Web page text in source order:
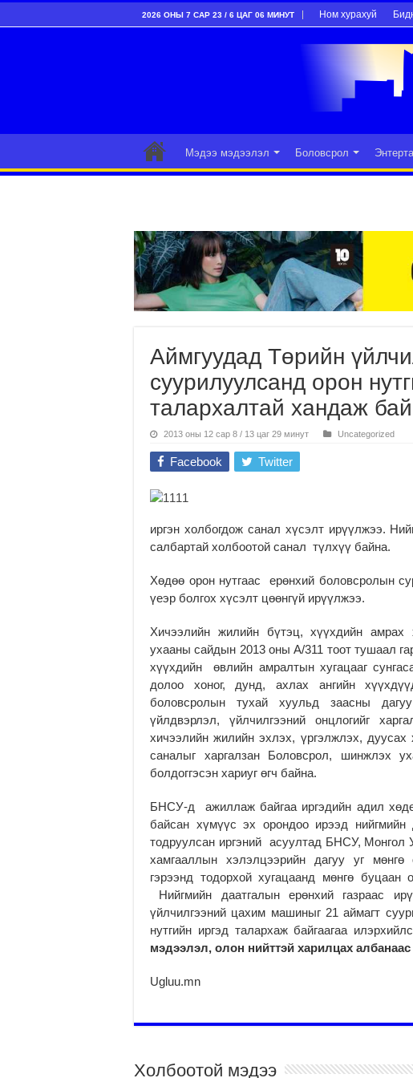
2026 ОНЫ 7 САР 23 / 6 ЦАГ 06 МИНУТ Ном хурахуй
Мэдээ мэдээлэл Боловсрол
Аймгуудад Төрийн
суурилуулсанд орон
талархалтай хандаж
2013 оны 12 сар 8 / 13 цаг 29 минут Uncategorized
Facebook Twitter
иргэн холбогдож санал хүсэлт ирүүлжээ.
салбартай холбоотой санал түлхүү байна.
Хөдөө орон нутгаас ерөнхий боловсролын
үеэр болгох хүсэлт цөөнгүй ирүүлжээ.
Хичээлийн жилийн бүтэц, хүүхдийн
ухааны сайдын 2013 оны А/311 тоот тушаал
хүүхдийн өвлийн амралтын хугацааг
долоо хоног, дунд, ахлах ангийн
боловсролын тухай хуульд заасны
үйлдвэрлэл, үйлчилгээний онцлогийг
хичээлийн жилийн эхлэх, үргэлжлэх, дуусах
саналыг харгалзан Боловсрол, шинжлэх
болдоггэсэн хариуг өгч байна.
БНСУ-д ажиллаж байгаа иргэдийн адил
байсан хүмүүс эх орондоо ирээд нийгмийн
тодруулсан иргэний асуултад БНСУ, Монгол
хамгааллын хэлэлцээрийн дагуу уг
гэрээнд тодорхой хугацаанд мөнгө буцаан
Нийгмийн даатгалын ерөнхий газраас
үйлчилгээний цахим машиныг 21 аймагт
нутгийн иргэд талархаж байгаагаа
мэдээлэл, олон нийттэй харилцах
Ugluu.mn
Холбоотой мэдээ